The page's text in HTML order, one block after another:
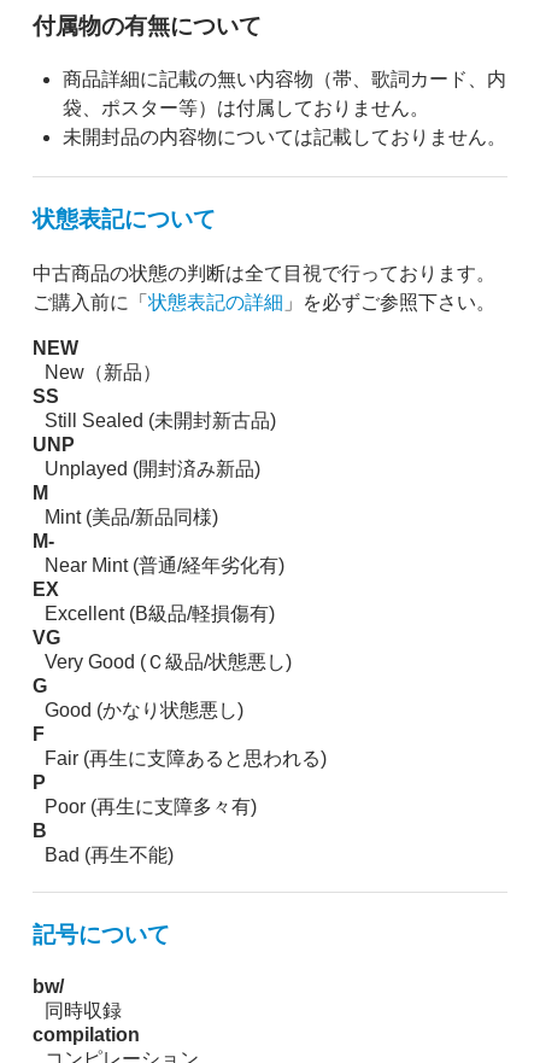
付属物の有無について
商品詳細に記載の無い内容物（帯、歌詞カード、内
袋、ポスター等）は付属しておりません。
未開封品の内容物については記載しておりません。
状態表記について
中古商品の状態の判断は全て目視で行っております。
ご購入前に「 状態表記の詳細 」を必ずご参照下さい。
NEW
New（新品）
SS
Still Sealed (未開封新古品)
UNP
Unplayed (開封済み新品)
M
Mint (美品/新品同様)
M-
Near Mint (普通/経年劣化有)
EX
Excellent (B級品/軽損傷有)
VG
Very Good (Ｃ級品/状態悪し)
G
Good (かなり状態悪し)
F
Fair (再生に支障あると思われる)
P
Poor (再生に支障多々有)
B
Bad (再生不能)
記号について
bw/
同時収録
compilation
コンピレーション